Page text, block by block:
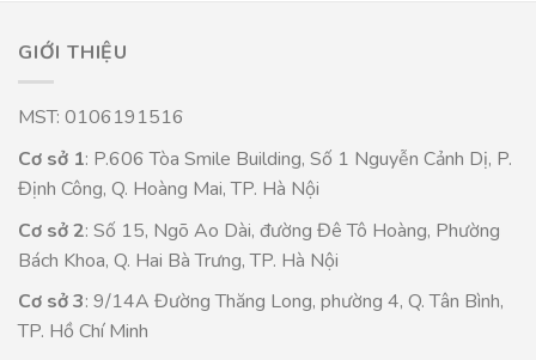
GIỚI THIỆU
MST: 0106191516
Cơ sở 1: P.606 Tòa Smile Building, Số 1 Nguyễn Cảnh Dị, P.
Định Công, Q. Hoàng Mai, TP. Hà Nội
Cơ sở 2: Số 15, Ngõ Ao Dài, đường Đê Tô Hoàng, Phường
Bách Khoa, Q. Hai Bà Trưng, TP. Hà Nội
Cơ sở 3: 9/14A Đường Thăng Long, phường 4, Q. Tân Bình,
TP. Hồ Chí Minh